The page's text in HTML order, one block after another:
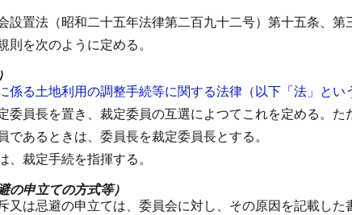
設置法（昭和二十五年法律第二百九十二号）第十五条、
則を次のように定める。
係る土地利用の調整手続等に関する法律（以下「法」とい
委員長を置き、裁定委員の互選によつてこれを定める。 た
であるときは、委員長を裁定委員長とする。
、裁定手続を指揮する。
の申立ての方式等）
又は忌避の申立ては、委員会に対し、その原因を記載した